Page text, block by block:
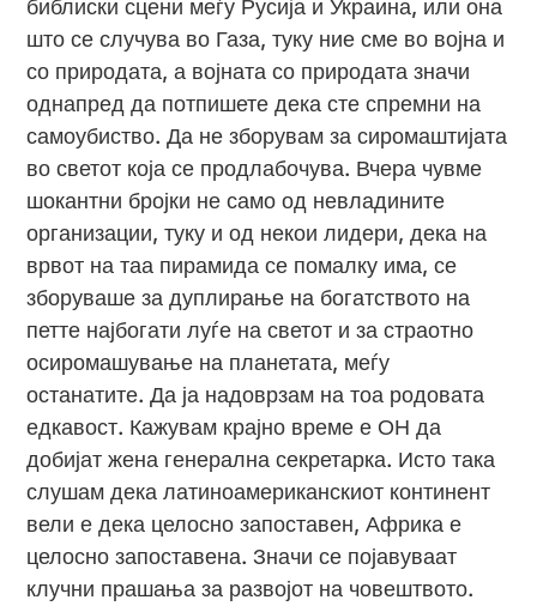
библиски сцени меѓу Русија и Украина, или она
што се случува во Газа, туку ние сме во војна и
со природата, а војната со природата значи
однапред да потпишете дека сте спремни на
самоубиство. Да не зборувам за сиромаштијата
во светот која се продлабочува. Вчера чувме
шокантни бројки не само од невладините
организации, туку и од некои лидери, дека на
врвот на таа пирамида се помалку има, се
зборуваше за дуплирање на богатството на
петте најбогати луѓе на светот и за страотно
осиромашување на планетата, меѓу
останатите. Да ја надоврзам на тоа родовата
едкавост. Кажувам крајно време е ОН да
добијат жена генерална секретарка. Исто така
слушам дека латиноамериканскиот континент
вели е дека целосно запоставен, Африка е
целосно запоставена. Значи се појавуваат
клучни прашања за развојот на човештвото.